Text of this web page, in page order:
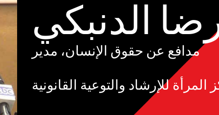
الدنبكي
مدافع عن حقوق الإنسان، مدير
المرأة للإرشاد والتوعية القانونية